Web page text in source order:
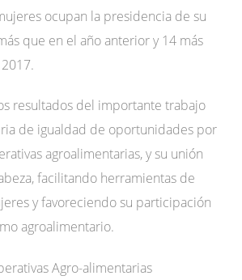
ocupan la presidencia de su
que en el año anterior y 14 más
resultados del importante trabajo
de igualdad de oportunidades por
agroalimentarias, y su unión
facilitando herramientas de
y favoreciendo su participación
agroalimentario.
Agro-alimentarias